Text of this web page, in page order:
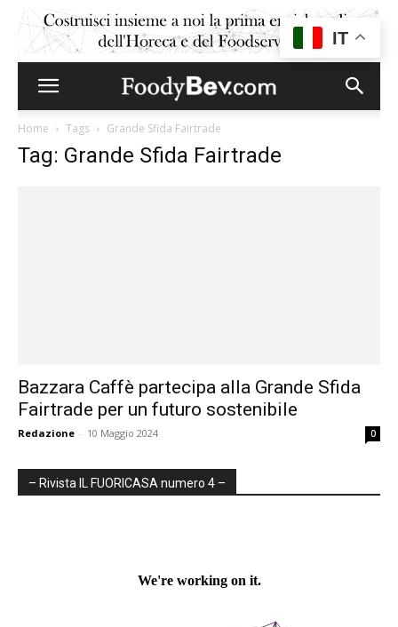
Home Tags Grande Sfida Fairtrade
Tag: Grande Sfida Fairtrade
Bazzara Caffè partecipa alla Grande Sfida
Fairtrade per un futuro sostenibile
Redazione - 10 Maggio 2024 0
– Rivista IL FUORICASA numero 4 –
IT